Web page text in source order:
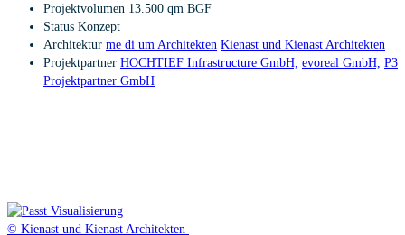
Projektvolumen 13.500 qm BGF
Status Konzept
Architektur me di um Architekten Kienast und Kienast Architekten
Projektpartner HOCHTIEF Infrastructure GmbH, evoreal GmbH, P3
Projektpartner GmbH
© Kienast und Kienast Architekten